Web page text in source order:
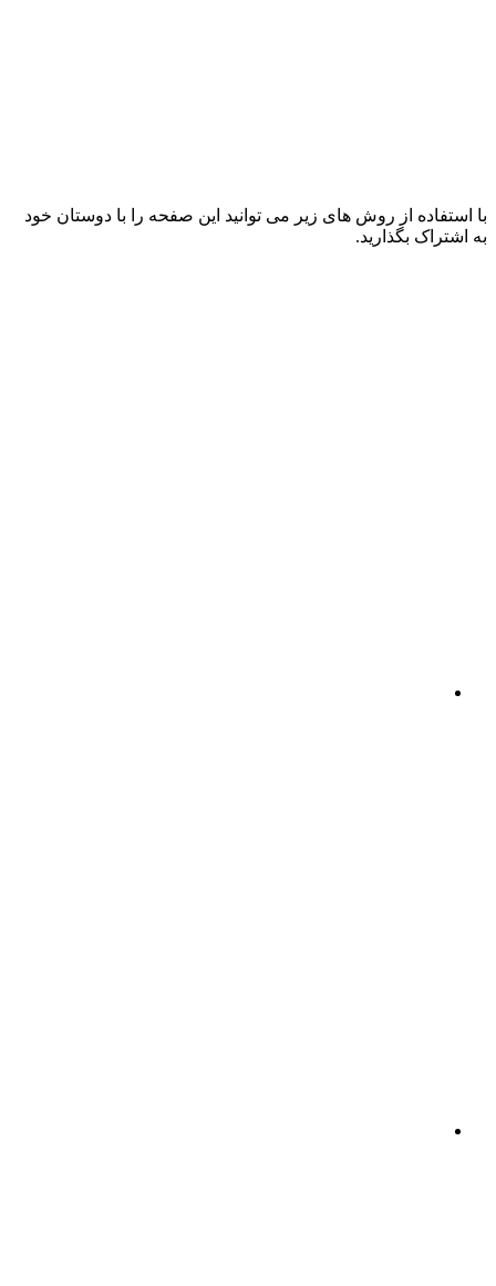
با استفاده از روش های زیر می توانید این صفحه را با دوستان خود
به اشتراک بگذارید.